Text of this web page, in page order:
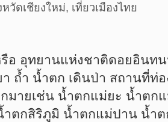
หวัดเชียงใหม่, เที่ยวเมืองไทย
อ อุทยานแห่งชาติดอยอินท
า ถ้ำ น้ำตก เดินป่า สถานที่ท่
มายเช่น น้ำตกแม่ยะ น้ำตก
ตกสิริภูมิ น้ำตกแม่ปาน น้ำต